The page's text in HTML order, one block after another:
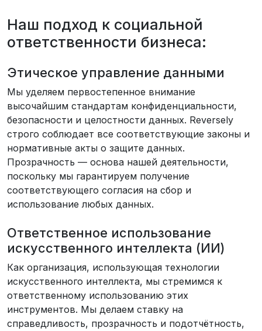
Наш подход к социальной
ответственности бизнеса:
Этическое управление данными
Мы уделяем первостепенное внимание
высочайшим стандартам конфиденциальности,
безопасности и целостности данных. Reversely
строго соблюдает все соответствующие законы и
нормативные акты о защите данных.
Прозрачность — основа нашей деятельности,
поскольку мы гарантируем получение
соответствующего согласия на сбор и
использование любых данных.
Ответственное использование
искусственного интеллекта (ИИ)
Как организация, использующая технологии
искусственного интеллекта, мы стремимся к
ответственному использованию этих
инструментов. Мы делаем ставку на
справедливость, прозрачность и подотчётность,